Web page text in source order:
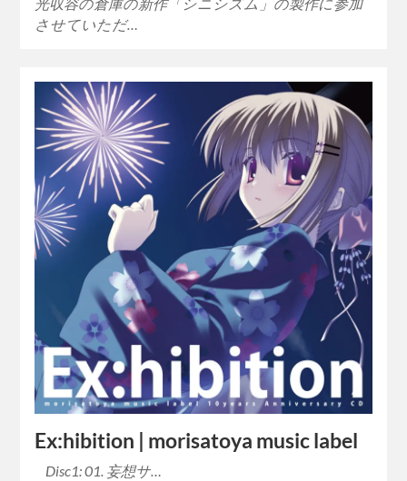
させていただ…
Ex:hibition | morisatoya music label
Disc1: 01. 妄想サ…